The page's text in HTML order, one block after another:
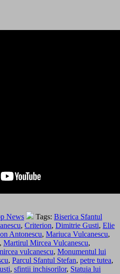
News Tags: Biserica Sfantul
, Criterion, Dimitrie Gusti, Elie
Antonescu, Mariuca Vulcanescu,
, Martirul Mircea Vulcanescu,
vulcanescu, Monumentul lui
, Parcul Sfantul Stefan, petre tutea,
, sfintii inchisorilor, Statuia lui